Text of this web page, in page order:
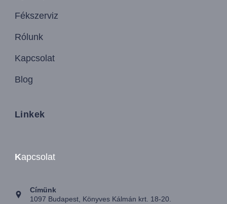
Fékszerviz
Rólunk
Kapcsolat
Blog
Linkek
Kapcsolat
Címünk
1097 Budapest, Könyves Kálmán krt. 18-20.